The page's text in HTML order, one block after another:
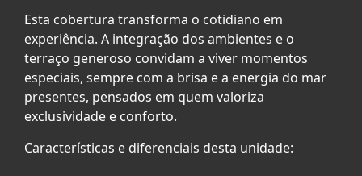
Esta cobertura transforma o cotidiano em
experiência. A integração dos ambientes e o
terraço generoso convidam a viver momentos
especiais, sempre com a brisa e a energia do mar
presentes, pensados em quem valoriza
exclusividade e conforto.
Características e diferenciais desta unidade: